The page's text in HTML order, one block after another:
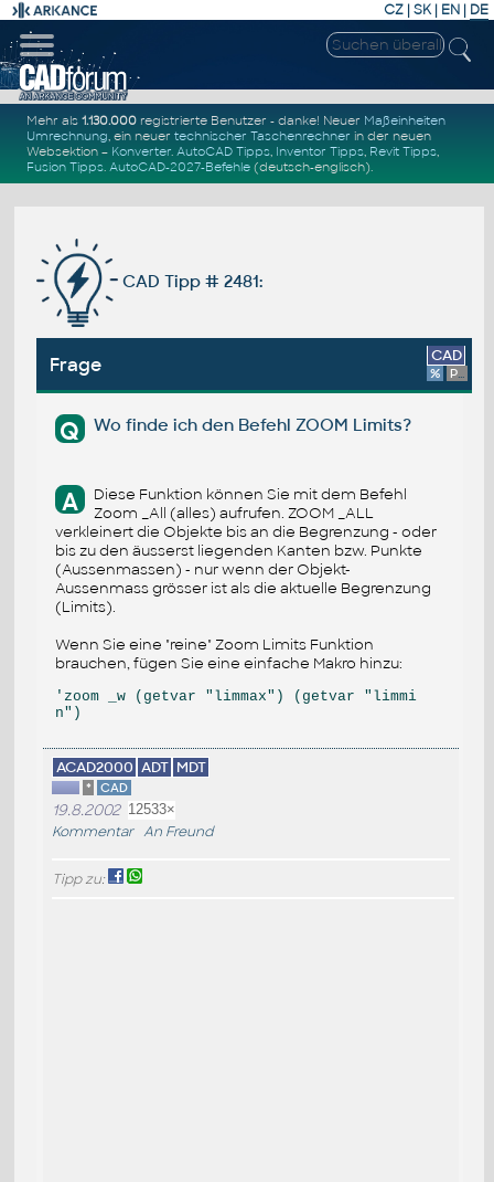
CZ | SK| EN | DE
Mehr als1.130.000 registrierte Benutzer - danke! Neuer Maßeinheiten
Umrechnung, ein neuertechnischer Taschenrechner in der neuen
Websektion – Konverter.AutoCAD Tipps, Inventor Tipps, Revit Tipps,
Fusion Tipps.AutoCAD-2027-Befehle (deutsch-englisch).
CAD Tipp # 2481:
Frage CAD
% Platform
Q Wo finde ich den Befehl ZOOM Limits?
A
Diese Funktion können Sie mit dem Befehl
Zoom _All (alles) aufrufen. ZOOM _ALL
verkleinert die Objekte bis an die Begrenzung - oder
bis zu den äusserst liegenden Kanten bzw. Punkte
(Aussenmassen) - nur wenn der Objekt-
Aussenmass grösser ist als die aktuelle Begrenzung
(Limits).
Wenn Sie eine "reine" Zoom Limits Funktion
brauchen, fügen Sie eine einfache Makro hinzu:
'zoom _w (getvar "limmax") (getvar "limmi
n")
ACAD2000 ADT MDT
* CAD
19.8.2002 12533×
Kommentar An Freund
Tipp zu: